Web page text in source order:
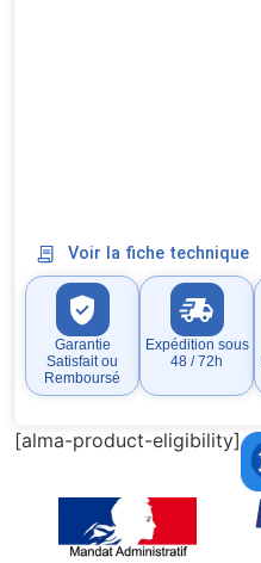
Voir la fiche technique
Garantie
Satisfait ou
Remboursé
Expédition sous
48 / 72h
[alma-product-eligibility]